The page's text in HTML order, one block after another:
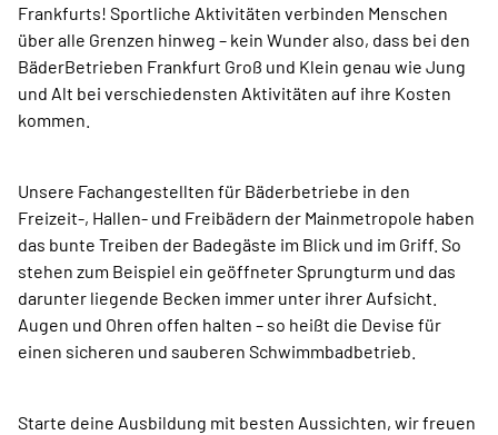
Frankfurts! Sportliche Aktivitäten verbinden Menschen
über alle Grenzen hinweg – kein Wunder also, dass bei den
BäderBetrieben Frankfurt Groß und Klein genau wie Jung
und Alt bei verschiedensten Aktivitäten auf ihre Kosten
kommen.
Unsere Fachangestellten für Bäderbetriebe in den
Freizeit-, Hallen- und Freibädern der Mainmetropole haben
das bunte Treiben der Badegäste im Blick und im Griff. So
stehen zum Beispiel ein geöffneter Sprungturm und das
darunter liegende Becken immer unter ihrer Aufsicht.
Augen und Ohren offen halten – so heißt die Devise für
einen sicheren und sauberen Schwimmbadbetrieb.
Starte deine Ausbildung mit besten Aussichten, wir freuen